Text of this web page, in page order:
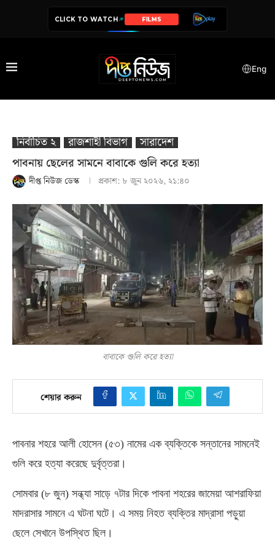
CLICK TO WATCH SERIES
Eng
নির্বাচিত ২ রাজশাহী বিভাগ
সারাদেশ
পাবনায় ছেলের সামনে বাবাকে গুলি করে হত্যা
দীপ্ত নিউজ ডেস্ক প্রকাশ: ৮ জুন ২০২৬, ২১:৪০
বাবাকে গুলি করে হত্যা
শেয়ার করুন
পাবনার শহরে আলী হোসেন (৫৩) নামের এক ব্যক্তিকে সন্তানের সামনেই
গুলি করে হত্যা করেছে দুর্বৃত্তরা।
সোমবার (৮ জুন) সন্ধ্যা সাড়ে ৭টার দিকে পাবনা শহরের জামেয়া আশরাফিয়া
মাদরাসার সামনে এ ঘটনা ঘটে। এ সময় নিহত ব্যক্তির মাদ্রাসা পড়ুয়া
ছেলে সেখানে উপস্থিত ছিল।